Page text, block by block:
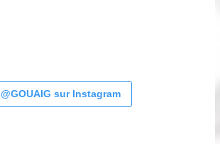
@GOUAIG sur Instagram